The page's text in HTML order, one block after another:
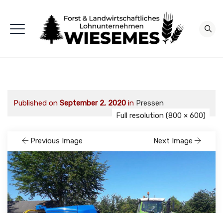
Published on September 2, 2020 in Pressen
Full resolution (800 × 600)
Previous Image Next Image